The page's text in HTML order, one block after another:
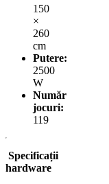
150
×
260
cm
Putere:
2500
W
Număr
jocuri:
119
Specificații
hardware